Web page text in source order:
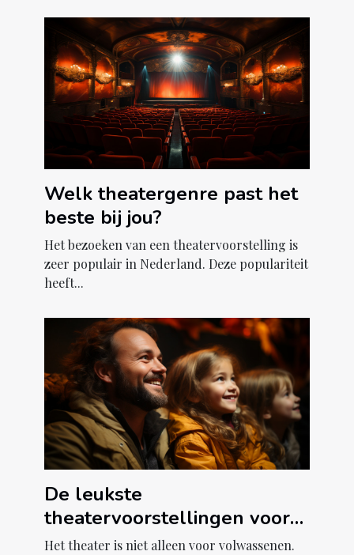
Welk theatergenre past het
beste bij jou?
Het bezoeken van een theatervoorstelling is
zeer populair in Nederland. Deze populariteit
heeft...
De leukste
theatervoorstellingen voor
het hele gezin
Het theater is niet alleen voor volwassenen.